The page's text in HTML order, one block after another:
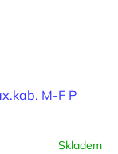
M-F P
Skladem